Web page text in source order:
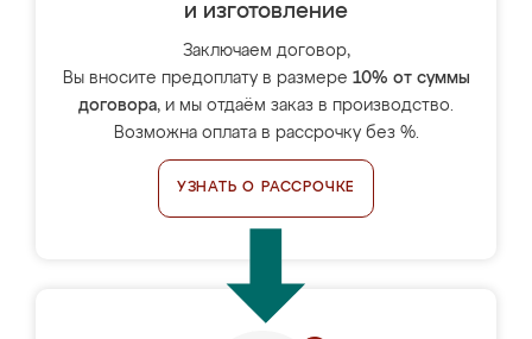
и изготовление
Заключаем договор,
Вы вносите предоплату в размере 10% от суммы
договора, и мы отдаём заказ в производство.
Возможна оплата в рассрочку без %.
УЗНАТЬ О РАССРОЧКЕ